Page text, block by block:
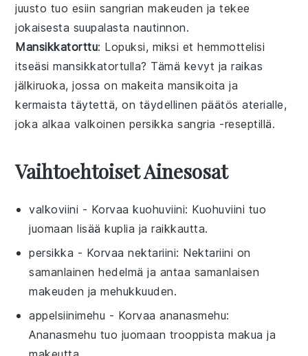
juusto tuo esiin sangrian makeuden ja tekee
jokaisesta suupalasta nautinnon.
Mansikkatorttu: Lopuksi, miksi et hemmottelisi
itseäsimansikkatortulla? Tämä kevyt ja raikas
jälkiruoka, jossa on makeita mansikoita ja
kermaista täytettä, on täydellinen päätös aterialle,
joka alkaa valkoinen persikka sangria -reseptillä.
Vaihtoehtoiset Ainesosat
valkoviini - Korvaakuohuviini: Kuohuviini tuo
juomaan lisää kuplia ja raikkautta.
persikka - Korvaanektariini: Nektariini on
samanlainen hedelmä ja antaa samanlaisen
makeuden ja mehukkuuden.
appelsiinimehu - Korvaaananasmehu:
Ananasmehu tuo juomaan trooppista makua ja